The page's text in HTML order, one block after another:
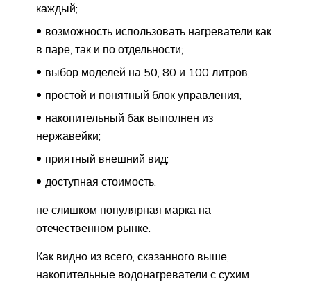
каждый;
возможность использовать нагреватели как
в паре, так и по отдельности;
выбор моделей на 50, 80 и 100 литров;
простой и понятный блок управления;
накопительный бак выполнен из
нержавейки;
приятный внешний вид;
доступная стоимость.
не слишком популярная марка на
отечественном рынке.
Как видно из всего, сказанного выше,
накопительные водонагреватели с сухим